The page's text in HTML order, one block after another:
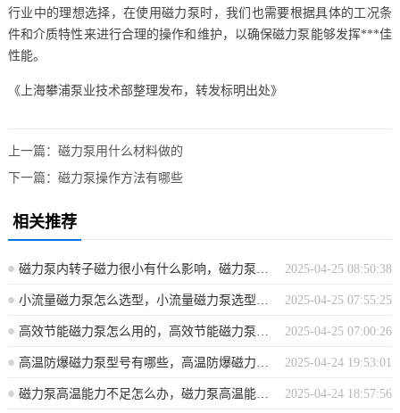
行业中的理想选择，在使用磁力泵时，我们也需要根据具体的工况条
件和介质特性来进行合理的操作和维护，以确保磁力泵能够发挥***佳
性能。
《上海攀浦泵业技术部整理发布，转发标明出处》
上一篇： 磁力泵用什么材料做的
下一篇： 磁力泵操作方法有哪些
相关推荐
2025-04-25 08:50:38
磁力泵内转子磁力很小有什么影响，磁力泵内转子磁力减小的影响分析
2025-04-25 07:55:25
小流量磁力泵怎么选型，小流量磁力泵选型指南
2025-04-25 07:00:26
高效节能磁力泵怎么用的，高效节能磁力泵使用指南
2025-04-24 19:53:01
高温防爆磁力泵型号有哪些，高温防爆磁力泵型号概览
2025-04-24 18:57:56
磁力泵高温能力不足怎么办，磁力泵高温能力不足解决方案探讨